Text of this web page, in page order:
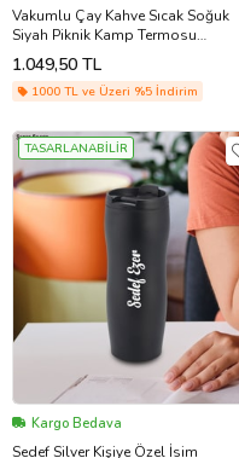
Vakumlu Çay Kahve Sıcak Soğuk
Siyah Piknik Kamp Termosu
Paslanmaz Çelik 3 Bardaklı 500 Ml
Termos Set
1.049,50 TL
1000 TL ve Üzeri %5 İndirim
TASARLANABİLİR
Kargo Bedava
Sedef Silver Kişiye Özel İsim